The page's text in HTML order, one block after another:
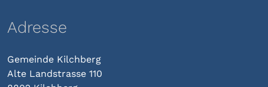
Adresse
Gemeinde Kilchberg
Alte Landstrasse 110